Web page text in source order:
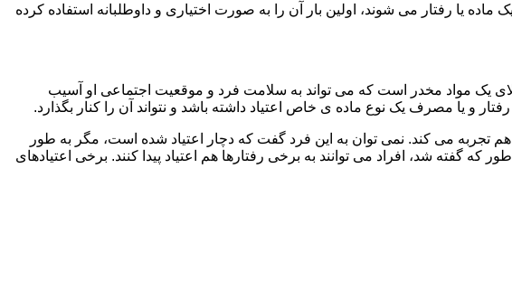
یا رفتار می شوند، اولین بار آن را به صورت اختیاری و داوطلبانه استفاده کرده
یک مواد مخدر است که می تواند به سلامت فرد و موقعیت اجتماعی او آسیب
و یا مصرف یک نوع ماده ی خاص اعتیاد داشته باشد و نتواند آن را کنار بگذارد.
می کند. نمی توان به این فرد گفت که دچار اعتیاد شده است، مگر به طور
شد، افراد می توانند به برخی رفتارها هم اعتیاد پیدا کنند. برخی اعتیادهای